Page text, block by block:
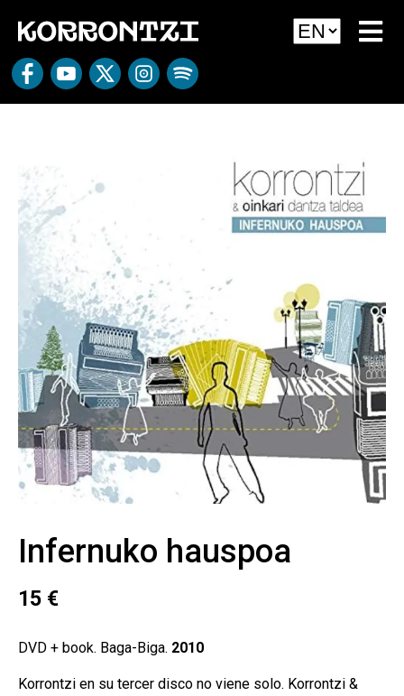
Infernuko hauspoa
15 €
DVD + book. Baga-Biga. 2010
Korrontzi en su tercer disco no viene solo. Korrontzi &